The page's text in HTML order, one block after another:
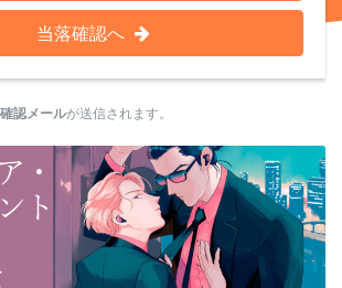
当落確認へ
認メールが送信されます。